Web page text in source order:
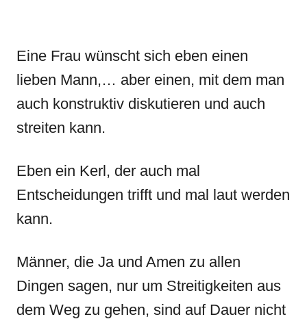
Eine Frau wünscht sich eben einen
lieben Mann,… aber einen, mit dem man
auch konstruktiv diskutieren und auch
streiten kann.
Eben ein Kerl, der auch mal
Entscheidungen trifft und mal laut werden
kann.
Männer, die Ja und Amen zu allen
Dingen sagen, nur um Streitigkeiten aus
dem Weg zu gehen, sind auf Dauer nicht